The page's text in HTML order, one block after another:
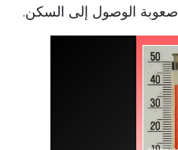
صعوبة الوصول إلى السكن.